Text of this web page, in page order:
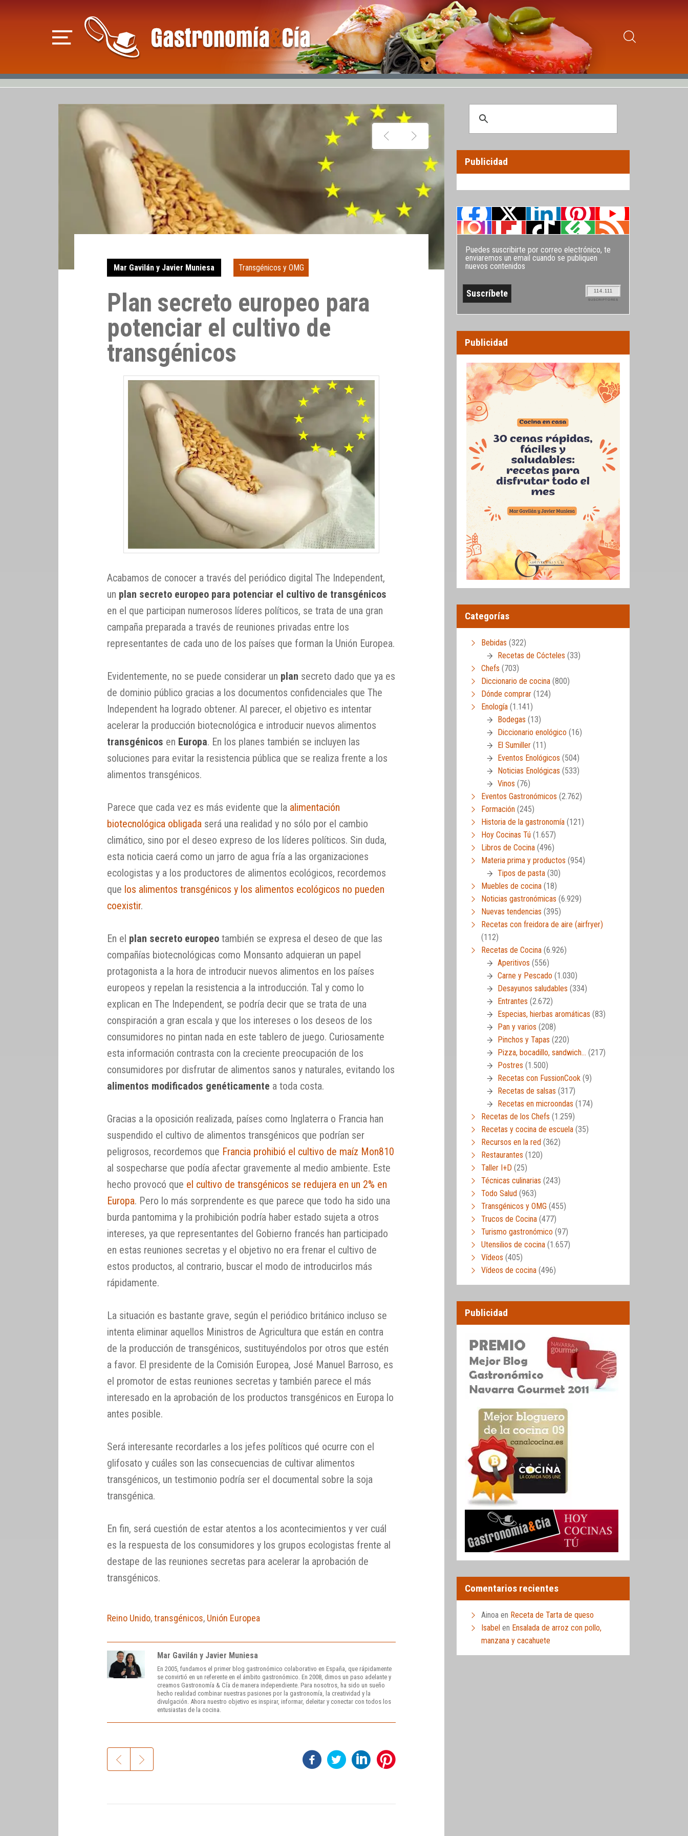
Mar Gavilán y Javier Muniesa Transgénicos y OMG
Plan secreto europeo para
potenciar el cultivo de
transgénicos
Acabamos de conocer a través del periódico digital The Independent,
un plan secreto europeo para potenciar el cultivo de transgénicos
en el que participan numerosos líderes políticos, se trata de una gran
campaña preparada a través de reuniones privadas entre los
representantes de cada uno de los países que forman la Unión Europea.
Evidentemente, no se puede considerar un plan secreto dado que ya es
de dominio público gracias a los documentos confidenciales que The
Independent ha logrado obtener. Al parecer, el objetivo es intentar
acelerar la producción biotecnológica e introducir nuevos alimentos
transgénicos en Europa. En los planes también se incluyen las
soluciones para evitar la resistencia pública que se realiza frente a los
alimentos transgénicos.
Parece que cada vez es más evidente que la alimentación
biotecnológica obligada será una realidad y no sólo por el cambio
climático, sino por el deseo expreso de los líderes políticos. Sin duda,
esta noticia caerá como un jarro de agua fría a las organizaciones
ecologistas y a los productores de alimentos ecológicos, recordemos
que los alimentos transgénicos y los alimentos ecológicos no pueden
coexistir.
En el plan secreto europeo también se expresa el deseo de que las
compañías biotecnológicas como Monsanto adquieran un papel
protagonista a la hora de introducir nuevos alimentos en los países
europeos y repelan la resistencia a la introducción. Tal y como lo
explican en The Independent, se podría decir que se trata de una
conspiración a gran escala y que los intereses o los deseos de los
consumidores no pintan nada en este tablero de juego. Curiosamente
esta información contrasta con la creciente preocupación de los
consumidores por disfrutar de alimentos sanos y naturales, evitando los
alimentos modificados genéticamente a toda costa.
Gracias a la oposición realizada, países como Inglaterra o Francia han
suspendido el cultivo de alimentos transgénicos que podrían ser
peligrosos, recordemos que Francia prohibió el cultivo de maíz Mon810
al sospecharse que podía afectar gravemente al medio ambiente. Este
hecho provocó que el cultivo de transgénicos se redujera en un 2% en
Europa. Pero lo más sorprendente es que parece que todo ha sido una
burda pantomima y la prohibición podría haber estado sujeta a otros
intereses, ya que representantes del Gobierno francés han participado
en estas reuniones secretas y el objetivo no era frenar el cultivo de
estos productos, al contrario, buscar el modo de introducirlos más
rápidamente.
La situación es bastante grave, según el periódico británico incluso se
intenta eliminar aquellos Ministros de Agricultura que están en contra
de la producción de transgénicos, sustituyéndolos por otros que estén
a favor. El presidente de la Comisión Europea, José Manuel Barroso, es
el promotor de estas reuniones secretas y también parece el más
interesado en la aprobación de los productos transgénicos en Europa lo
antes posible.
Será interesante recordarles a los jefes políticos qué ocurre con el
glifosato y cuáles son las consecuencias de cultivar alimentos
transgénicos, un testimonio podría ser el documental sobre la soja
transgénica.
En fin, será cuestión de estar atentos a los acontecimientos y ver cuál
es la respuesta de los consumidores y los grupos ecologistas frente al
destape de las reuniones secretas para acelerar la aprobación de
transgénicos.
Reino Unido,transgénicos, Unión Europea
Mar Gavilán y Javier Muniesa
En 2005, fundamos el primer blog gastronómico colaborativo en España, que rápidamente
se convirtió en un referente en el ámbito gastronómico. En 2008, dimos un paso adelante y
creamos Gastronomía & Cía de manera independiente. Para nosotros, ha sido un sueño
hecho realidad combinar nuestras pasiones por la gastronomía, la creatividad y la
divulgación. Ahora nuestro objetivo es inspirar, informar, deleitar y conectar con todos los
entusiastas de la cocina.
Publicidad
Puedes suscribirte por correo electrónico, te
enviaremos un email cuando se publiquen
nuevos contenidos
114.111
SUSCRIPTORES
Publicidad
Categorías
Bebidas (322)
Recetas de Cócteles (33)
Chefs (703)
Diccionario de cocina (800)
Dónde comprar (124)
Enología (1.141)
Bodegas (13)
Diccionario enológico (16)
El Sumiller (11)
Eventos Enológicos (504)
Noticias Enológicas (533)
Vinos (76)
Eventos Gastronómicos (2.762)
Formación (245)
Historia de la gastronomía (121)
Hoy Cocinas Tú (1.657)
Libros de Cocina (496)
Materia prima y productos (954)
Tipos de pasta (30)
Muebles de cocina (18)
Noticias gastronómicas (6.929)
Nuevas tendencias (395)
Recetas con freidora de aire (airfryer)
(112)
Recetas de Cocina (6.926)
Aperitivos (556)
Carne y Pescado (1.030)
Desayunos saludables (334)
Entrantes (2.672)
Especias, hierbas aromáticas (83)
Pan y varios (208)
Pinchos y Tapas (220)
Pizza, bocadillo, sandwich… (217)
Postres (1.500)
Recetas con FussionCook (9)
Recetas de salsas (317)
Recetas en microondas (174)
Recetas de los Chefs (1.259)
Recetas y cocina de escuela (35)
Recursos en la red (362)
Restaurantes (120)
Taller I+D (25)
Técnicas culinarias (243)
Todo Salud (963)
Transgénicos y OMG (455)
Trucos de Cocina (477)
Turismo gastronómico (97)
Utensilios de cocina (1.657)
Vídeos (405)
Vídeos de cocina (496)
Publicidad
Comentarios recientes
Ainoa en Receta de Tarta de queso
Isabel en Ensalada de arroz con pollo,
manzana y cacahuete